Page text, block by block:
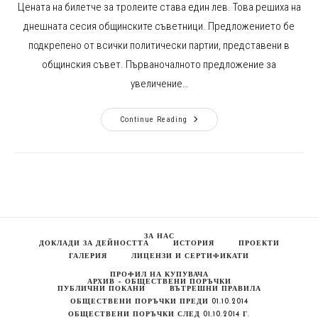
Цената на билетче за тролеите става един лев. Това решиха на
днешната сесия общинските съветници. Предложението бе
подкрепено от всички политически партии, представени в
общинския съвет. Първаночалното предложение за
увеличение…
Continue Reading
Цената
На
Същите
Цени!
ЗА НАС
ДОКЛАДИ ЗА ДЕЙНОСТТА
ИСТОРИЯ
ПРОЕКТИ
ГАЛЕРИЯ
ЛИЦЕНЗИ И СЕРТИФИКАТИ
ПРОФИЛ НА КУПУВАЧА
АРХИВ – ОБЩЕСТВЕНИ ПОРЪЧКИ
ПУБЛИЧНИ ПОКАНИ
ВЪТРЕШНИ ПРАВИЛА
ОБЩЕСТВЕНИ ПОРЪЧКИ ПРЕДИ 01.10.2014
ОБЩЕСТВЕНИ ПОРЪЧКИ СЛЕД 01.10.2014 Г.